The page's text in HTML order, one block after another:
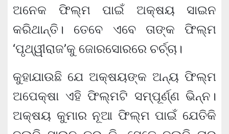
ଅନେକ ଫିଲ୍ମ ପାଇଁ ଅକ୍ଷୟ ସାଇନ
କରିଥାନ୍ତି। ତେବେ ଏବେ ତାଙ୍କ ଫିଲ୍ମ
‘ପୃଥ୍ୱୀରାଜ’କୁ ଜୋରସୋରରେ ଚର୍ଚ୍ଚା।
କୁହାଯାଉଛି ଯେ ଅକ୍ଷୟଙ୍କ ଅନ୍ୟ ଫିଲ୍ମ
ଅପେକ୍ଷା ଏହି ଫିଲ୍ମଟି ସମ୍ପୂର୍ଣ୍ଣ ଭିନ୍ନ।
ଅକ୍ଷୟ କୁମାର ନୂଆ ଫିଲ୍ମ ପାଇଁ ଯେତିକି